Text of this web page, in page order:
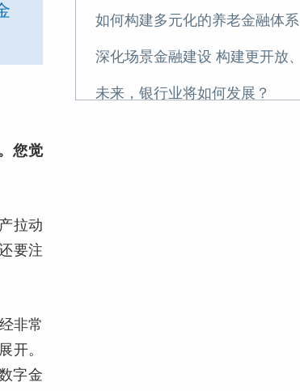
您觉
拉动
要注
非常
开。
字金
如何构建多元化的养老金融体系
未来，银行业将如何发展？